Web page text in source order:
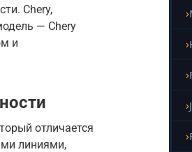
Chery,
— Chery
и
отличается
линиями,